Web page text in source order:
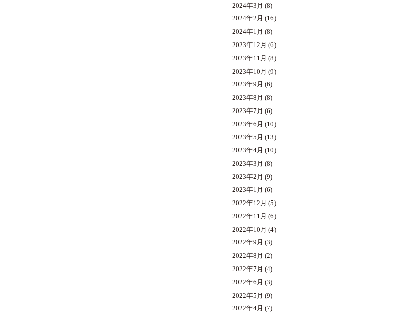
2024年3月 (8)
2024年2月 (16)
2024年1月 (8)
2023年12月 (6)
2023年11月 (8)
2023年10月 (9)
2023年9月 (6)
2023年8月 (8)
2023年7月 (6)
2023年6月 (10)
2023年5月 (13)
2023年4月 (10)
2023年3月 (8)
2023年2月 (9)
2023年1月 (6)
2022年12月 (5)
2022年11月 (6)
2022年10月 (4)
2022年9月 (3)
2022年8月 (2)
2022年7月 (4)
2022年6月 (3)
2022年5月 (9)
2022年4月 (7)